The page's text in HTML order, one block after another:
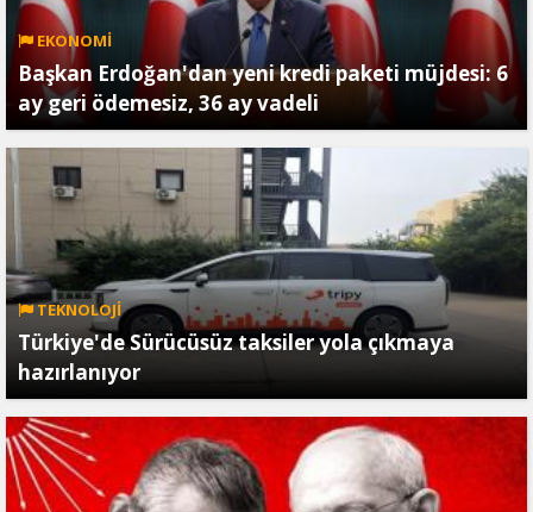
EKONOMİ
Başkan Erdoğan'dan yeni kredi paketi müjdesi: 6
ay geri ödemesiz, 36 ay vadeli
TEKNOLOJİ
Türkiye'de Sürücüsüz taksiler yola çıkmaya
hazırlanıyor